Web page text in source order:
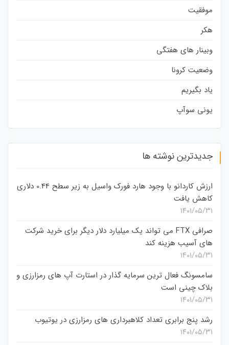
موفقیت
هکر
وبینار های هفتگی
وضعیت کرونا
یاد بگیریم
یونی سوآپ
جدیدترین نوشته ها
ارزش کاردانو با وجود هارد فورک واسیل به زیر سطح 0.44 دلاری
کاهش یافت
۱۴۰۱/۰۵/۳۱
صرافی FTX می تواند یک میلیارد دلار دیگر برای خرید شرکت
های آسیب هزینه کند
۱۴۰۱/۰۵/۳۱
سامسونگ فعال‌ ترین سرمایه‌ گذار در استارت‌ آپ‌ های رمزارزی و
بلاک چینی است
۱۴۰۱/۰۵/۳۱
رشد پنج برابری تعداد کلاهبرداری های رمزارزی در یوتیوب
۱۴۰۱/۰۵/۳۱